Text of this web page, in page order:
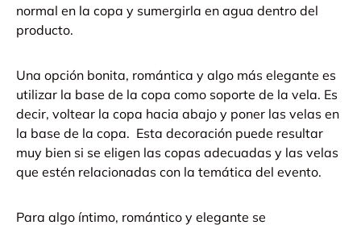
normal en la copa y sumergirla en agua dentro del
producto.
Una opción bonita, romántica y algo más elegante es
utilizar la base de la copa como soporte de la vela. Es
decir, voltear la copa hacia abajo y poner las velas en
la base de la copa. Esta decoración puede resultar
muy bien si se eligen las copas adecuadas y las velas
que estén relacionadas con la temática del evento.
Para algo íntimo, romántico y elegante se